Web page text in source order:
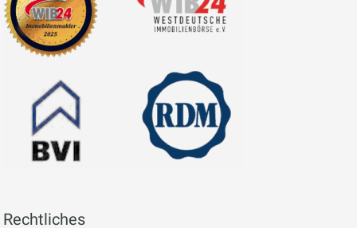
Rechtliches